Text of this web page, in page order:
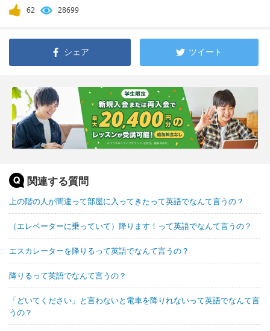
62 28699
シェア ツイート
関連する質問
上の階の人が間違って部屋に入ってきたって英語でなんて言うの？
（エレベーターに乗っていて）降ります！って英語でなんて言うの？
エスカレーターを降りるって英語でなんて言うの？
降りるって英語でなんて言うの？
「どいてください」と言わないと電車を降りれないって英語でなんて言
うの？